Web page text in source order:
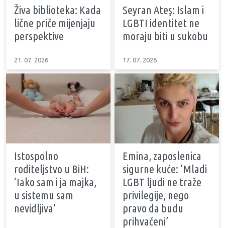
Živa biblioteka: Kada
lične priče mijenjaju
perspektive
21. 07. 2026
Seyran Ateş: Islam i
LGBTI identitet ne
moraju biti u sukobu
17. 07. 2026
Istospolno
roditeljstvo u BiH:
‘Iako sam i ja majka,
u sistemu sam
nevidljiva’
Emina, zaposlenica
sigurne kuće: ‘Mladi
LGBT ljudi ne traže
privilegije, nego
pravo da budu
prihvaćeni’